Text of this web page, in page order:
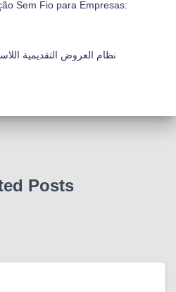
Sem Fio para Empresas:
نظام العروض التقديمية
Posts